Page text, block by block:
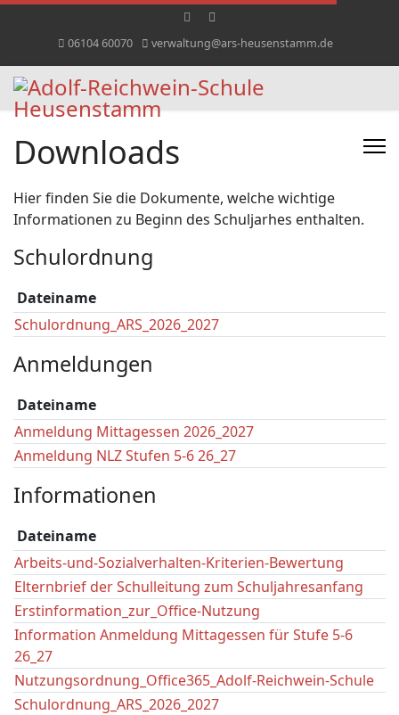
06104 60070 verwaltung@ars-heusenstamm.de
Downloads
Hier finden Sie die Dokumente, welche wichtige
Informationen zu Beginn des Schuljarhes enthalten.
Schulordnung
Dateiname
Schulordnung_ARS_2026_2027
Anmeldungen
Dateiname
Anmeldung Mittagessen 2026_2027
Anmeldung NLZ Stufen 5-6 26_27
Informationen
Dateiname
Arbeits-und-Sozialverhalten-Kriterien-Bewertung
Elternbrief der Schulleitung zum Schuljahresanfang
Erstinformation_zur_Office-Nutzung
Information Anmeldung Mittagessen für Stufe 5-6
26_27
Nutzungsordnung_Office365_Adolf-Reichwein-Schule
Schulordnung_ARS_2026_2027